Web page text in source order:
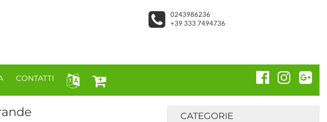
0243986236
+39 333 7494736
CONTATTI
CATEGORIE